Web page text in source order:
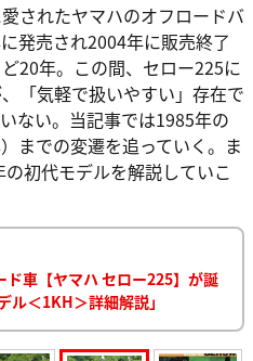
されたヤマハのオフロードバ
発売され2004年に販売終了
20年。この間、セロー225に
「気軽で扱いやすい」存在で
ない。当記事では1985年の
までの変遷を追っていく。ま
初代モデルを解説していこ
ド車【ヤマハ セロー225】が誕
＜1KH＞詳細解説」